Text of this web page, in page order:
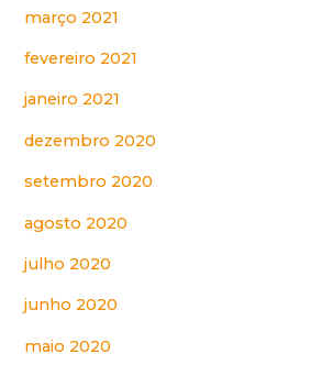
março 2021
fevereiro 2021
janeiro 2021
dezembro 2020
setembro 2020
agosto 2020
julho 2020
junho 2020
maio 2020